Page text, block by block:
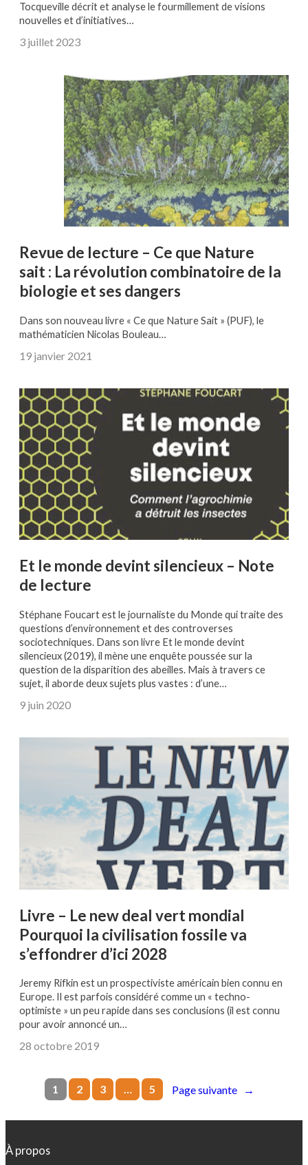
Tocqueville décrit et analyse le fourmillement de visions
nouvelles et d’initiatives…
3 juillet 2023
Revue de lecture – Ce que Nature
sait : La révolution combinatoire de la
biologie et ses dangers
Dans son nouveau livre « Ce que Nature Sait » (PUF), le
mathématicien Nicolas Bouleau…
19 janvier 2021
Et le monde devint silencieux – Note
de lecture
Stéphane Foucart est le journaliste du Monde qui traite des
questions d’environnement et des controverses
sociotechniques. Dans son livre Et le monde devint
silencieux (2019), il mène une enquête poussée sur la
question de la disparition des abeilles. Mais à travers ce
sujet, il aborde deux sujets plus vastes : d’une…
9 juin 2020
Livre – Le new deal vert mondial
Pourquoi la civilisation fossile va
s’effondrer d’ici 2028
Jeremy Rifkin est un prospectiviste américain bien connu en
Europe. Il est parfois considéré comme un « techno-
optimiste » un peu rapide dans ses conclusions (il est connu
pour avoir annoncé un…
28 octobre 2019
1 2 3 … 5 Page suivante →
À propos